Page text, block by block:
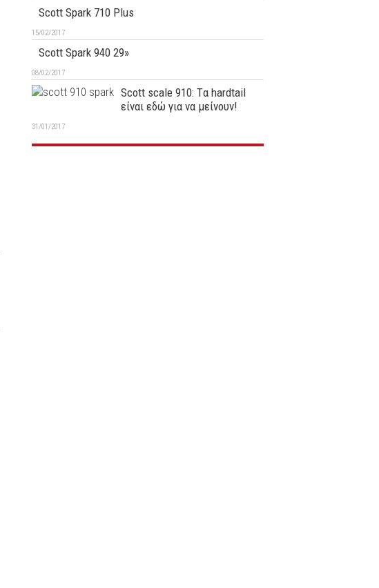
Scott Spark 710 Plus
15/02/2017
Scott Spark 940 29»
08/02/2017
Scott scale 910: Tα hardtail
είναι εδώ για να μείνουν!
31/01/2017